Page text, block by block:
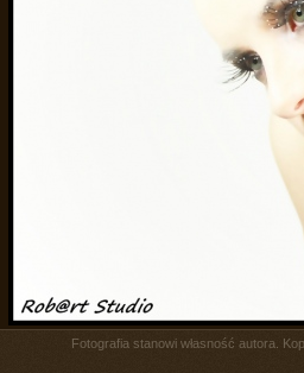
Fotografia stanowi własność autora.